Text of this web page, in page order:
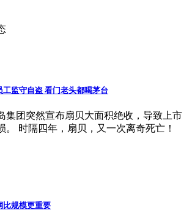
工监守自盗 看门老头都喝茅台
集团突然宣布扇贝大面积绝收，导致上市
。 时隔四年，扇贝，又一次离奇死亡！
比规模更重要